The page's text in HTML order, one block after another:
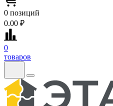
0 позиций
0.00 ₽
0
товаров